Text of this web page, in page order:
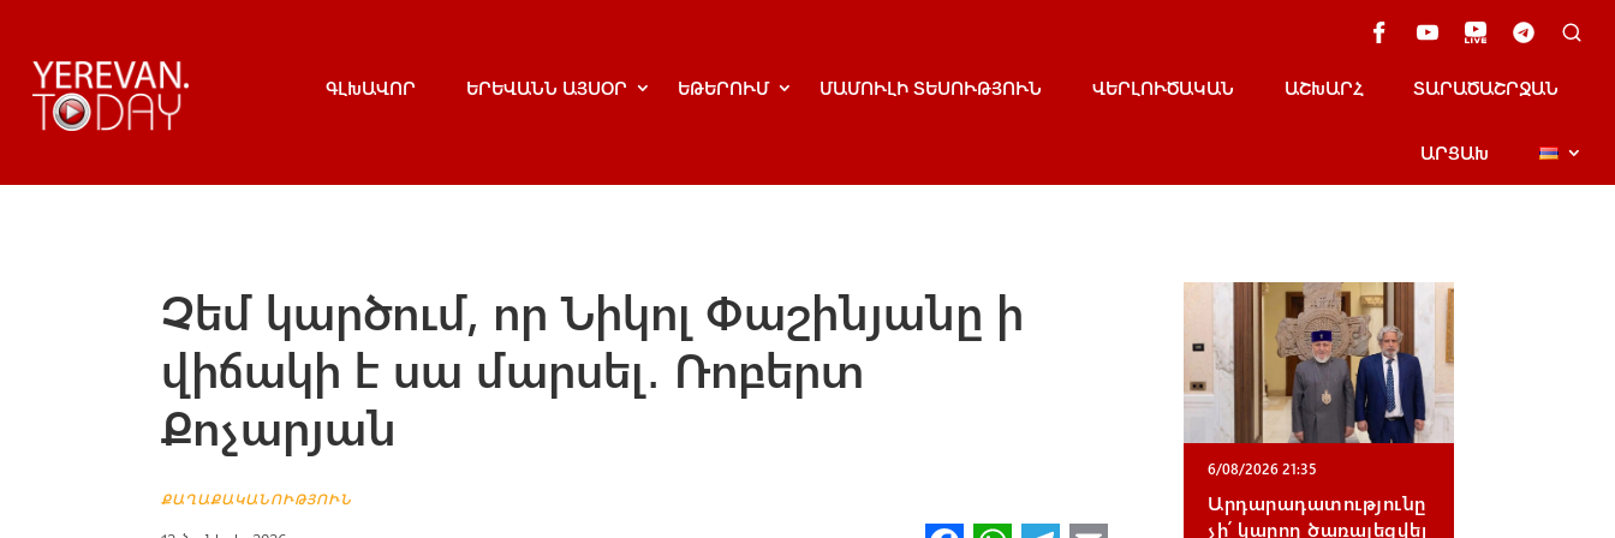
ԳԼԽԱՎՈՐ ԵՐԵՎԱՆՆ ԱՅՍՕՐ ԵԹԵՐՈՒՄ ՄԱՄՈՒԼԻ ՏԵՍՈՒԹՅՈՒՆ ՎԵՐԼՈՒԾԱԿԱՆ ԱՇԽԱՐՀ ՏԱՐԱԾԱՇՐՋԱՆ
ԱՐՑԱԽ
Չեմ կարծում, որ Նիկոլ Փաշինյանը ի
վիճակի է սա մարսել․ Ռոբերտ
Քոչարյան
ՔԱՂԱՔԱԿԱՆՈՒԹՅՈՒՆ
6/08/2026 21:35
Արդարադատությունը
չի՛ կարող ծառայեցվել